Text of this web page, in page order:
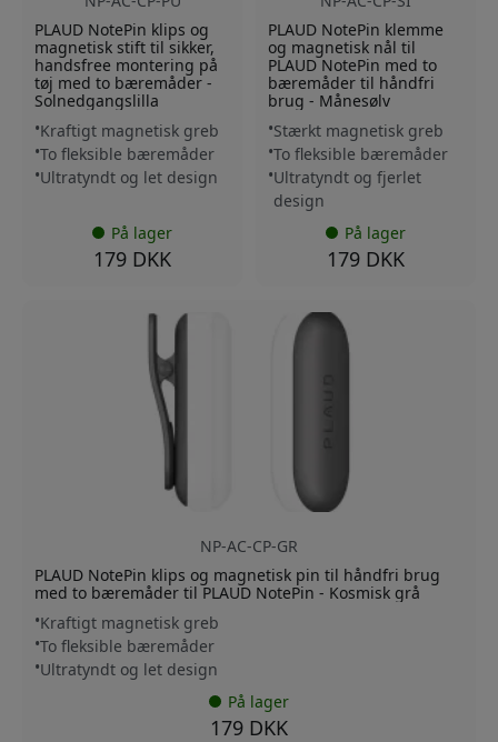
PLAUD NotePin klips og
magnetisk stift til sikker,
handsfree montering på
tøj med to bæremåder -
Solnedgangslilla
Kraftigt magnetisk greb
To fleksible bæremåder
Ultratyndt og let design
På lager
179 DKK
PLAUD NotePin klemme
og magnetisk nål til
PLAUD NotePin med to
bæremåder til håndfri
brug - Månesølv
Stærkt magnetisk greb
To fleksible bæremåder
Ultratyndt og fjerlet
design
På lager
179 DKK
NP-AC-CP-GR
PLAUD NotePin klips og magnetisk pin til håndfri brug
med to bæremåder til PLAUD NotePin - Kosmisk grå
Kraftigt magnetisk greb
To fleksible bæremåder
Ultratyndt og let design
På lager
179 DKK